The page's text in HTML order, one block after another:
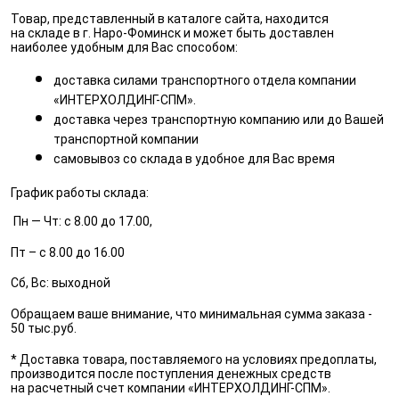
Товар, представленный в каталоге сайта, находится
на складе в г. Наро-Фоминск и может быть доставлен
наиболее удобным для Вас способом:
доставка силами транспортного отдела компании
«ИНТЕРХОЛДИНГ-СПМ».
доставка через транспортную компанию или до Вашей
транспортной компании
самовывоз со склада в удобное для Вас время
График работы склада:
Пн — Чт: с 8.00 до 17.00,
Пт – с 8.00 до 16.00
Сб, Вс: выходной
Обращаем ваше внимание, что минимальная сумма заказа -
50 тыс.руб.
* Доставка товара, поставляемого на условиях предоплаты,
производится после поступления денежных средств
на расчетный счет компании «ИНТЕРХОЛДИНГ-СПМ».